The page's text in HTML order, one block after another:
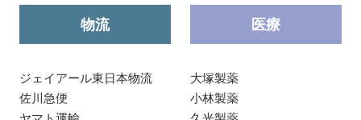
物流
ジェイアール東日本物流
佐川急便
医療
大塚製薬
小林製薬